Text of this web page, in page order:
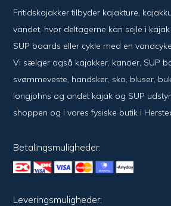
Fritidskajakker tilbyder kajak­ture,
vandet, hvor del­ta­ger­ne kan sejle i
SUP boards eller cykle med en
Vi sælger også kajak­ker, kanoer, SUP
svømme­veste, hand­sker, sko, bluser,
long­johns og andet kajak og SUP
shoppen og i vores fysiske butik i
Betalingsmuligheder:
Leveringsmuligheder: